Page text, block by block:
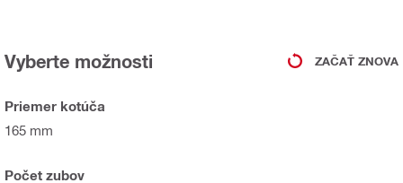
Vyberte možnosti ZAČAŤ ZNOVA
Priemer kotúča
165 mm
Počet zubov